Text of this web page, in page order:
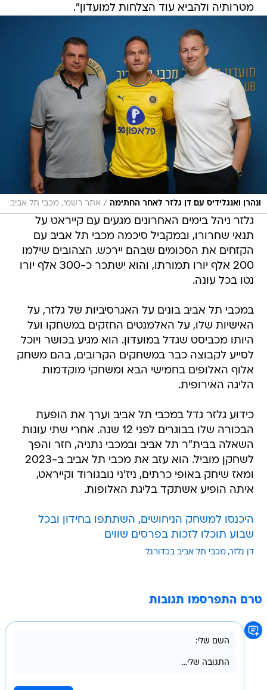
מטרותיה ולהביא עוד הצלחות למועדון".
ונהרן ואנגלידיס עם דן גלזר לאחר החתימה / אתר רשמי, מכבי תל אביב
גלזר ניהל בימים האחרונים מגעים עם קייראט על
תנאי שחרורו, ובמקביל סיכמה מכבי תל אביב עם
הקזחים את הסכומים שבהם יירכש. הצהובים שילמו
200 אלף יורו תמורתו, והוא ישתכר כ-300 אלף יורו
נטו בכל עונה.
במכבי תל אביב בונים על האגרסיביות של גלזר, על
האישיות שלו, על האלמנטים החזקים במשחקו ועל
היותו מכביסט שגדל במועדון. הוא מגיע בכושר ויוכל
לסייע לקבוצה כבר במשחקים הקרובים, בהם משחק
אלוף האלופים בחמישי הבא ומשחקי מוקדמות
הליגה האירופית.
כידוע גלזר גדל במכבי תל אביב וערך את הופעת
הבכורה שלו בבוגרים לפני 12 שנה. אחרי שתי עונות
השאלה בבית"ר תל אביב ובמכבי נתניה, חזר והפך
לשחקן מוביל. הוא עזב את מכבי תל אביב ב-2023
ומאז שיחק באופי כרתים, ניז'ני נובגורוד וקייראט,
איתה הופיע אשתקד בליגת האלופות.
היכנסו למשחק הניחושים, השתתפו בחידון ובכל
שבוע תוכלו לזכות בפרסים שווים
דן גלזר מכבי תל אביב בכדורגל
טרם התפרסמו תגובות